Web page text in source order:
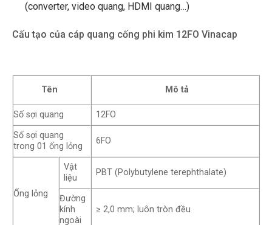
(converter, video quang, HDMI quang…)
Cấu tạo của cáp quang cống phi kim 12FO Vinacap
Tên Mô tả
Số sợi quang
12FO
Số sợi quang
trong 01 ống lỏng
6FO
Ống lỏng
Vật
liệu
PBT (Polybutylene terephthalate)
Đường
kính
ngoài
≥ 2,0 mm; luôn tròn đều